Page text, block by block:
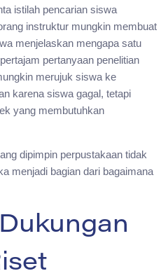
istilah pencarian siswa
instruktur mungkin membuat
menjelaskan mengapa satu
pertanyaan penelitian
merujuk siswa ke
karena siswa gagal, tetapi
yang membutuhkan
dipimpin perpustakaan tidak
menjadi bagian dari bagaimana